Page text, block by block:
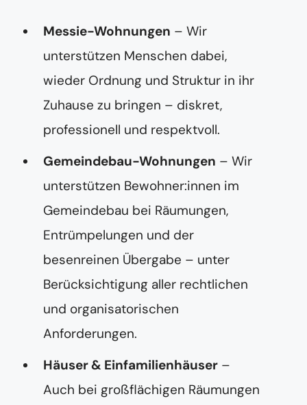
Messie-Wohnungen – Wir
unterstützen Menschen dabei,
wieder Ordnung und Struktur in ihr
Zuhause zu bringen – diskret,
professionell und respektvoll.
Gemeindebau-Wohnungen – Wir
unterstützen Bewohner:innen im
Gemeindebau bei Räumungen,
Entrümpelungen und der
besenreinen Übergabe – unter
Berücksichtigung aller rechtlichen
und organisatorischen
Anforderungen.
Häuser & Einfamilienhäuser –
Auch bei großflächigen Räumungen